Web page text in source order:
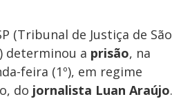
(Tribunal de Justiça de São
determinou a prisão, na
feira (1º), em regime
do jornalista Luan Araújo.